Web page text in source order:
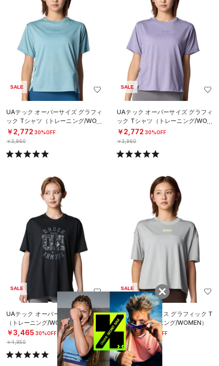
SALE
UAテック オーバーサイズ グラフィ
ック Tシャツ（トレーニング/WOM
EN）
￥2,772 30%OFF
￥3,960
SALE
UAテック オーバーサイズ グラフィ
ック Tシャツ（トレーニング/WOM
EN）
￥2,772 30%OFF
￥3,960
SALE
UAテック オーバーサイズ Tシャツ
（トレーニング/WOMEN）
￥3,465 30%OFF
￥4,950
SALE
UAテック ボックス グラフィック T
シャツ（トレーニング/WOMEN）
￥3,08030%OFF
￥4,400